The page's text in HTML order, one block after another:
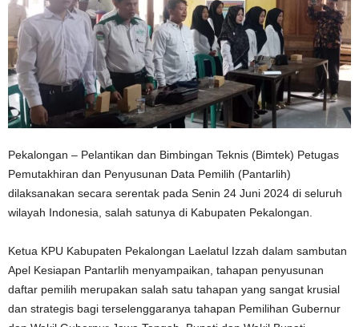
Pekalongan – Pelantikan dan Bimbingan Teknis (Bimtek) Petugas
Pemutakhiran dan Penyusunan Data Pemilih (Pantarlih)
dilaksanakan secara serentak pada Senin 24 Juni 2024 di seluruh
wilayah Indonesia, salah satunya di Kabupaten Pekalongan.
Ketua KPU Kabupaten Pekalongan Laelatul Izzah dalam sambutan
Apel Kesiapan Pantarlih menyampaikan, tahapan penyusunan
daftar pemilih merupakan salah satu tahapan yang sangat krusial
dan strategis bagi terselenggaranya tahapan Pemilihan Gubernur